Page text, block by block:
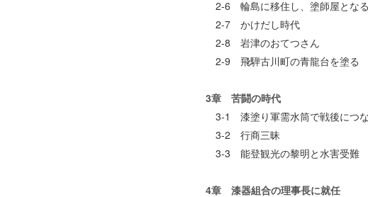
2-6 輪島に移住し、塗師屋となる
2-7 かけだし時代
2-8 岩津のおてつさん
2-9 飛騨古川町の青龍台を塗る
3章 苦闘の時代
3-1 漆塗り軍需水筒で戦後につ
3-2 行商三昧
3-3 能登観光の黎明と水害受難
4章 漆器組合の理事長に就任